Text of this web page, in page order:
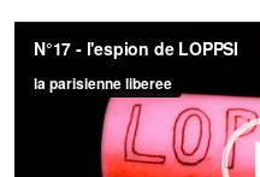
Lecteur
vidéo